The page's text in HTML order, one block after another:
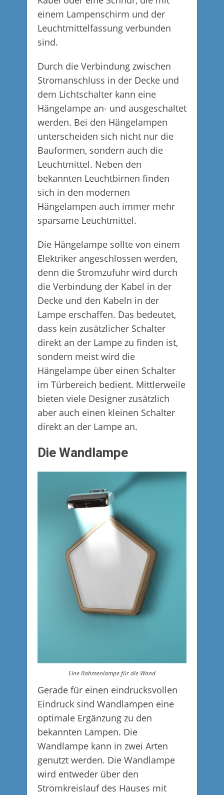
einem Lampenschirm und der
Leuchtmittelfassung verbunden
sind.
Durch die Verbindung zwischen
Stromanschluss in der Decke und
dem Lichtschalter kann eine
Hängelampe an- und ausgeschaltet
werden. Bei den Hängelampen
unterscheiden sich nicht nur die
Bauformen, sondern auch die
Leuchtmittel. Neben den
bekannten Leuchtbirnen finden
sich in den modernen
Hängelampen auch immer mehr
sparsame Leuchtmittel.
Die Hängelampe sollte von einem
Elektriker angeschlossen werden,
denn die Stromzufuhr wird durch
die Verbindung der Kabel in der
Decke und den Kabeln in der
Lampe erschaffen. Das bedeutet,
dass kein zusätzlicher Schalter
direkt an der Lampe zu finden ist,
sondern meist wird die
Hängelampe über einen Schalter
im Türbereich bedient. Mittlerweile
bieten viele Designer zusätzlich
aber auch einen kleinen Schalter
direkt an der Lampe an.
Die Wandlampe
Eine Rahmenlampe für die Wand
Gerade für einen eindrucksvollen
Eindruck sind Wandlampen eine
optimale Ergänzung zu den
bekannten Lampen. Die
Wandlampe kann in zwei Arten
genutzt werden. Die Wandlampe
wird entweder über den
Stromkreislauf des Hauses mit